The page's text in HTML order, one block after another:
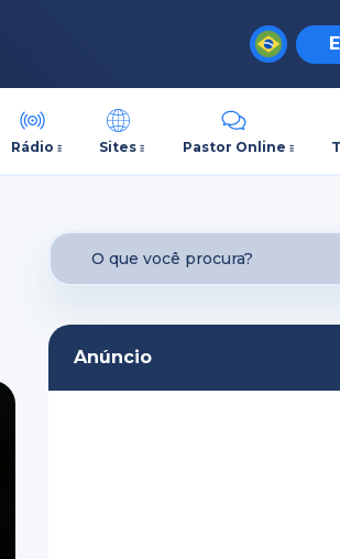
Rádio Sites Pastor Online
Anúncio